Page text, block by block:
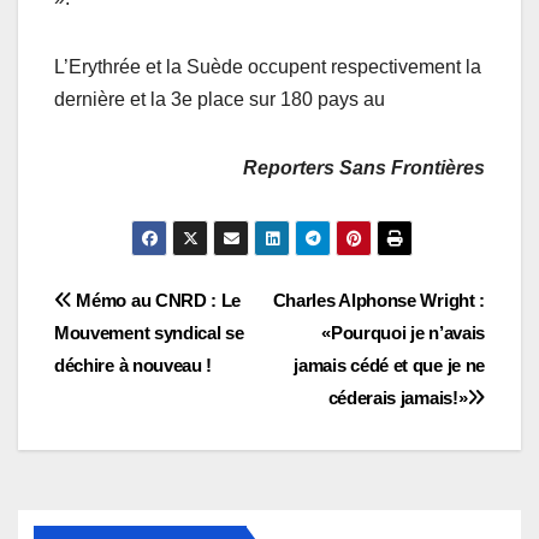
L’Erythrée et la Suède occupent respectivement la
dernière et la 3e place sur 180 pays au
Reporters Sans Frontières
Navigation
de
Charles Alphonse Wright :
«Pourquoi je n’avais
jamais cédé et que je ne
céderais jamais!»
Mémo au CNRD : Le
Mouvement syndical se
déchire à nouveau !